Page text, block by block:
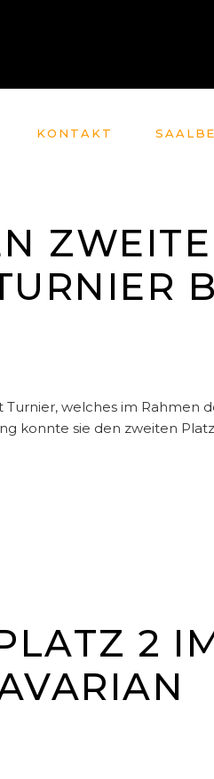
KONTAKT
welches im Rahmen
konnte sie den zweiten
2